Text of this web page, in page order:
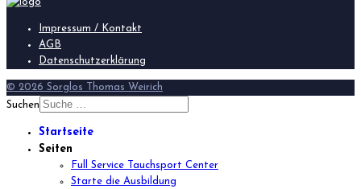
Impressum / Kontakt
AGB
Datenschutzerklärung
© 2026 Sorglos Thomas Weirich
Suchen
Startseite
Seiten
Full Service Tauchsport Center
Starte die Ausbildung